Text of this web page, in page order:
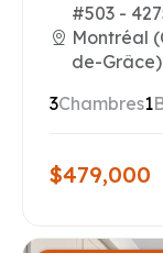
#503 -
Montréal
de-Grâce)
3Chambres1
$479,000